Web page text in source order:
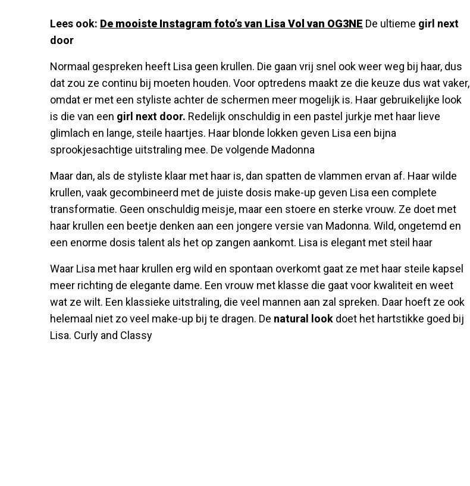
Lees ook: De mooiste Instagram foto’s van Lisa Vol van OG3NE De ultieme girl next
door
Normaal gespreken heeft Lisa geen krullen. Die gaan vrij snel ook weer weg bij haar, dus
dat zou ze continu bij moeten houden. Voor optredens maakt ze die keuze dus wat vaker,
omdat er met een styliste achter de schermen meer mogelijk is. Haar gebruikelijke look
is die van een girl next door. Redelijk onschuldig in een pastel jurkje met haar lieve
glimlach en lange, steile haartjes. Haar blonde lokken geven Lisa een bijna
sprookjesachtige uitstraling mee. De volgende Madonna
Maar dan, als de styliste klaar met haar is, dan spatten de vlammen ervan af. Haar wilde
krullen, vaak gecombineerd met de juiste dosis make-up geven Lisa een complete
transformatie. Geen onschuldig meisje, maar een stoere en sterke vrouw. Ze doet met
haar krullen een beetje denken aan een jongere versie van Madonna. Wild, ongetemd en
een enorme dosis talent als het op zangen aankomt. Lisa is elegant met steil haar
Waar Lisa met haar krullen erg wild en spontaan overkomt gaat ze met haar steile kapsel
meer richting de elegante dame. Een vrouw met klasse die gaat voor kwaliteit en weet
wat ze wilt. Een klassieke uitstraling, die veel mannen aan zal spreken. Daar hoeft ze ook
helemaal niet zo veel make-up bij te dragen. De natural look doet het hartstikke goed bij
Lisa. Curly and Classy